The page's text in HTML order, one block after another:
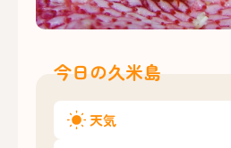
今日の久米島
天気